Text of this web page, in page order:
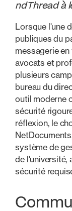
ndThread à
Lorsque l'une
publiques du
messagerie
avocats et
plusieurs
bureau du
outil moderne
sécurité
réflexion, le
système de
de l'université,
sécurité